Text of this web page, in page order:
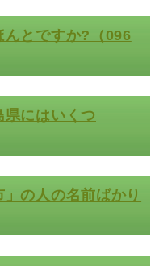
んとですか?（096
にはいくつ
の人の名前ばかり